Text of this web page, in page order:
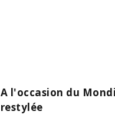
A l'occasion du
restylée